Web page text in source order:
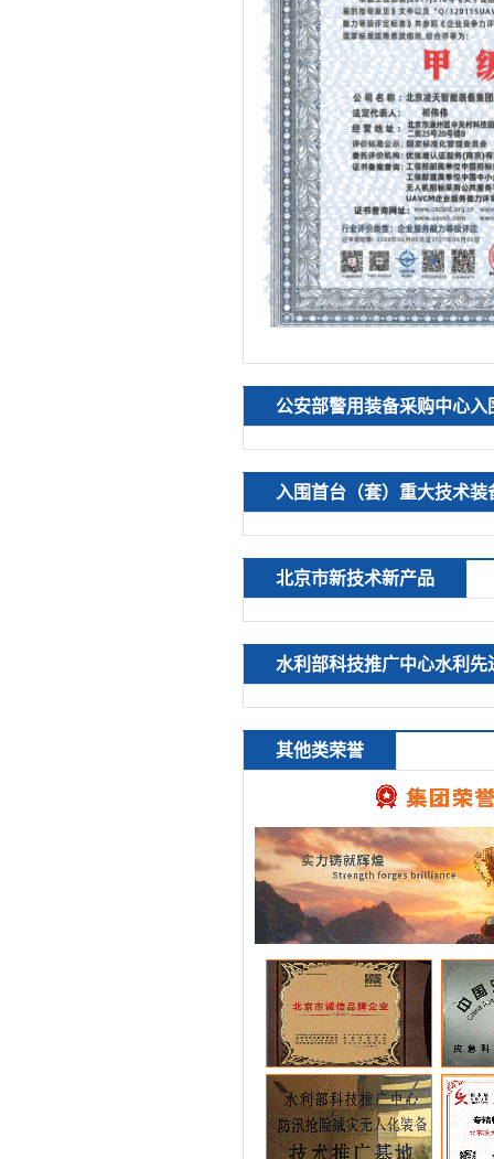
公安部警用装备采购中心入
入围首台（套）重大技术装
北京市新技术新产品
水利部科技推广中心水利
其他类荣誉